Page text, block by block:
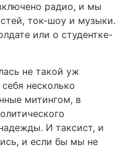
радио, и мы
ток-шоу и музыки.
или о студентке-
не такой уж
несколько
митингом, в
И таксист, и
и если бы мы не